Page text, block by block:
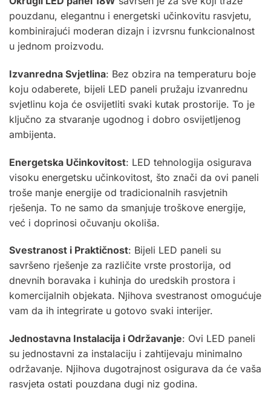
pouzdanu, elegantnu i energetski učinkovitu rasvjetu,
kombinirajući moderan dizajn i izvrsnu funkcionalnost
u jednom proizvodu.
Izvanredna Svjetlina: Bez obzira na temperaturu boje
koju odaberete, bijeli LED paneli pružaju izvanrednu
svjetlinu koja će osvijetliti svaki kutak prostorije. To je
ključno za stvaranje ugodnog i dobro osvijetljenog
ambijenta.
Energetska Učinkovitost: LED tehnologija osigurava
visoku energetsku učinkovitost, što znači da ovi paneli
troše manje energije od tradicionalnih rasvjetnih
rješenja. To ne samo da smanjuje troškove energije,
već i doprinosi očuvanju okoliša.
Svestranost i Praktičnost: Bijeli LED paneli su
savršeno rješenje za različite vrste prostorija, od
dnevnih boravaka i kuhinja do uredskih prostora i
komercijalnih objekata. Njihova svestranost omogućuje
vam da ih integrirate u gotovo svaki interijer.
Jednostavna Instalacija i Održavanje: Ovi LED paneli
su jednostavni za instalaciju i zahtijevaju minimalno
održavanje. Njihova dugotrajnost osigurava da će vaša
rasvjeta ostati pouzdana dugi niz godina.